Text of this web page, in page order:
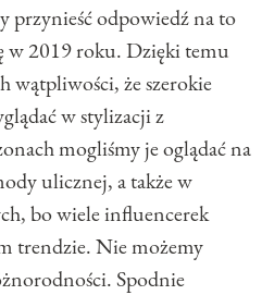
przynieść odpowiedź na to
w 2019 roku. Dzięki temu
wątpliwości, że szerokie
w stylizacji z
mogliśmy je oglądać na
ulicznej, a także w
bo wiele influencerek
trendzie. Nie możemy
Spodnie